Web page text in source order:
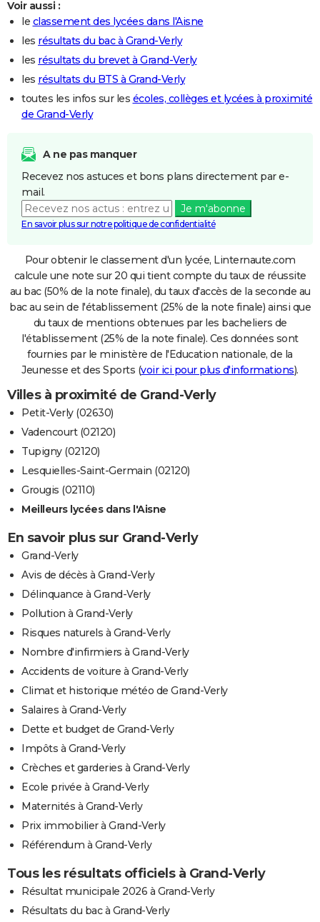
Voir aussi :
le classement des lycées dans l'Aisne
les résultats du bac à Grand-Verly
les résultats du brevet à Grand-Verly
les résultats du BTS à Grand-Verly
toutes les infos sur les écoles, collèges et lycées à proximité
de Grand-Verly
A ne pas manquer
Recevez nos astuces et bons plans directement par e-
mail.
Je m'abonne
En savoir plus sur notre politique de confidentialité
Pour obtenir le classement d'un lycée, Linternaute.com
calcule une note sur 20 qui tient compte du taux de réussite
au bac (50% de la note finale), du taux d'accès de la seconde au
bac au sein de l'établissement (25% de la note finale) ainsi que
du taux de mentions obtenues par les bacheliers de
l'établissement (25% de la note finale). Ces données sont
fournies par le ministère de l'Education nationale, de la
Jeunesse et des Sports (voir ici pour plus d'informations).
Villes à proximité de Grand-Verly
Petit-Verly (02630)
Vadencourt (02120)
Tupigny (02120)
Lesquielles-Saint-Germain (02120)
Grougis (02110)
Meilleurs lycées dans l'Aisne
En savoir plus sur Grand-Verly
Grand-Verly
Avis de décès à Grand-Verly
Délinquance à Grand-Verly
Pollution à Grand-Verly
Risques naturels à Grand-Verly
Nombre d'infirmiers à Grand-Verly
Accidents de voiture à Grand-Verly
Climat et historique météo de Grand-Verly
Salaires à Grand-Verly
Dette et budget de Grand-Verly
Impôts à Grand-Verly
Crèches et garderies à Grand-Verly
Ecole privée à Grand-Verly
Maternités à Grand-Verly
Prix immobilier à Grand-Verly
Référendum à Grand-Verly
Tous les résultats officiels à Grand-Verly
Résultat municipale 2026 à Grand-Verly
Résultats du bac à Grand-Verly